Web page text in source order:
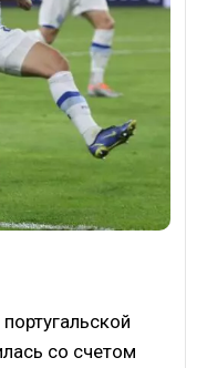
со счетом